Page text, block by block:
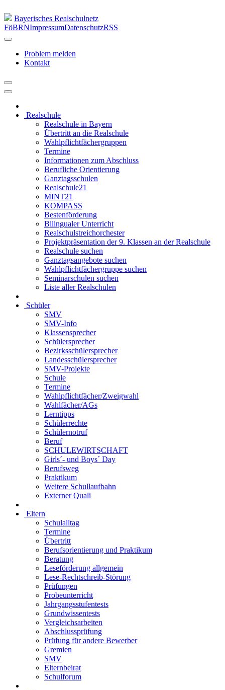
Bayerisches Realschulnetz
FöBRNImpressumDatenschutzRSS
Problem melden
Kontakt
Realschule
Realschule in Bayern
Übertritt an die Realschule
Wahlpflichtfächergruppen
Termine
Informationen zum Abschluss
Berufliche Orientierung
Ganztagsschulen
Realschule21
MINT21
KOMPASS
Bestenförderung
Bilingualer Unterricht
Realschulstreichorchester
Projektpräsentation der 9. Klassen an der Realschule
Realschule suchen
Ganztagsangebote suchen
Wahlpflichtfächergruppe suchen
Seminarschulen suchen
Liste aller Realschulen
Schüler
SMV
SMV-Info
Klassensprecher
Schülersprecher
Bezirksschülersprecher
Landesschülersprecher
SMV-Projekte
Schule
Termine
Wahlpflichtfächer/Zweigwahl
Wahlfächer/AGs
Lerntipps
Schülerrechte
Schülernotruf
Beruf
SCHULEWIRTSCHAFT
Girls´- und Boys´ Day
Berufsweg
Praktikum
Weitere Schullaufbahn
Externer Quali
Eltern
Schulalltag
Termine
Übertritt
Berufsorientierung und Praktikum
Beratung
Leseförderung allgemein
Lese-Rechtschreib-Störung
Prüfungen
Probeunterricht
Jahrgangsstufentests
Grundwissentests
Vergleichsarbeiten
Abschlussprüfung
Prüfung für andere Bewerber
Gremien
SMV
Elternbeirat
Schulforum